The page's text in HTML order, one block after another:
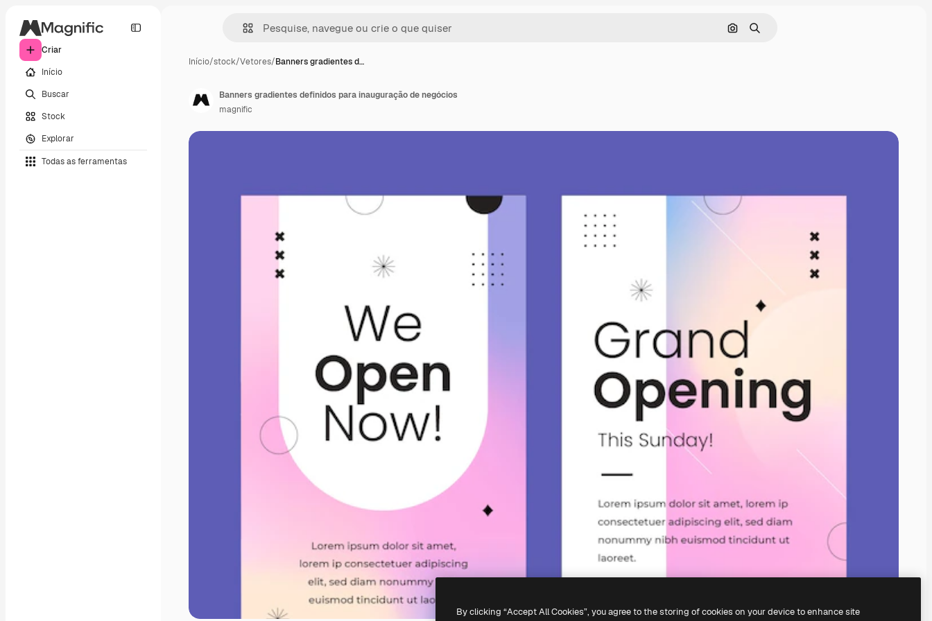
Criar
Início
Buscar
Stock
Explorar
Todas as ferramentas
Pesquisar por imagem
Buscar
Início/stock/Vetores/Banners gradientes d…
Banners gradientes definidos para inauguração de negócios
magnific
By clicking “Accept All Cookies”, you agree to the storing of cookies on your device to enhance site